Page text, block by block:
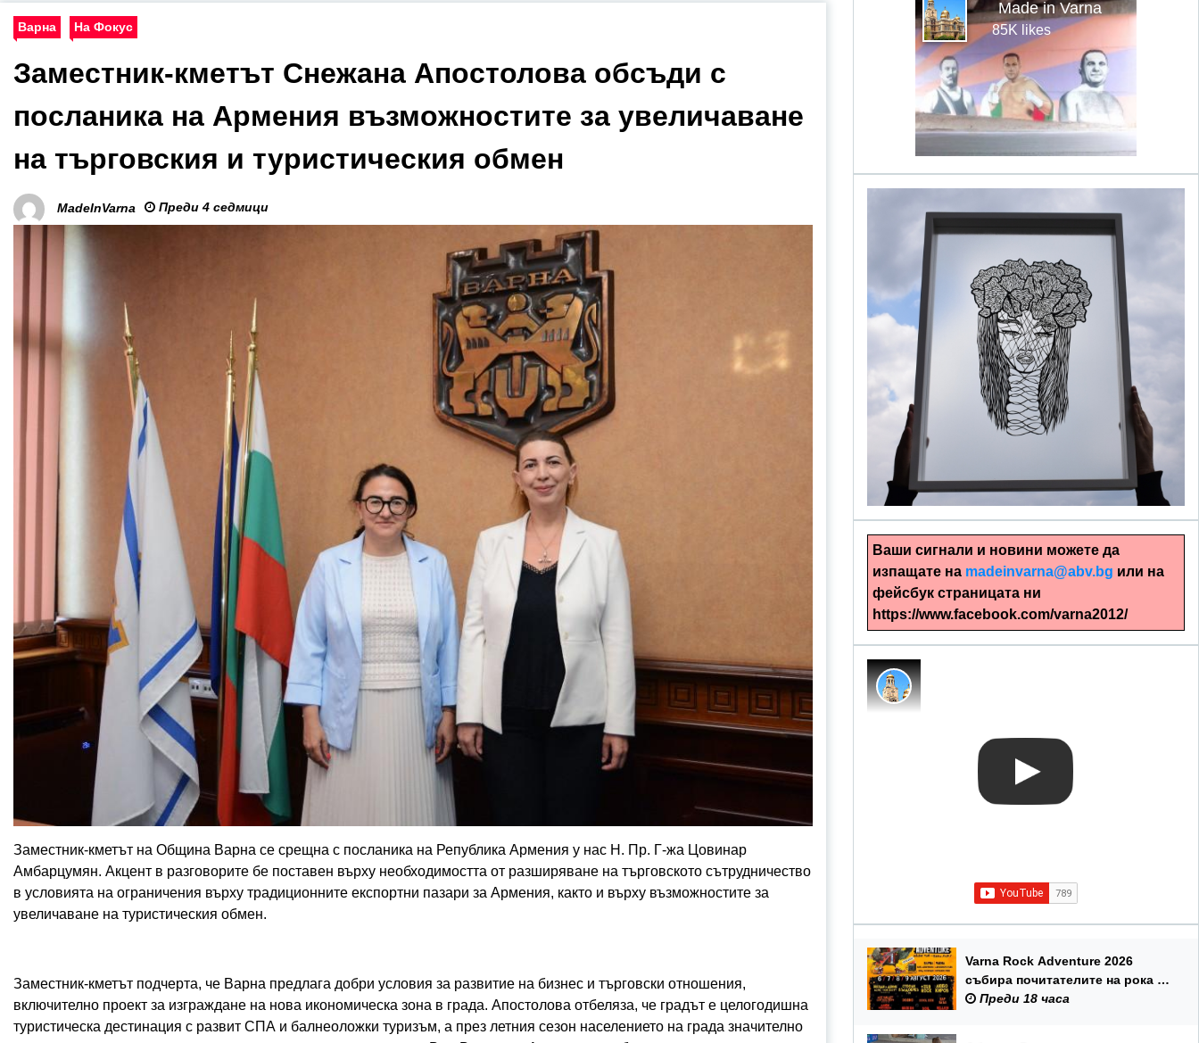
Варна На Фокус
Заместник-кметът Снежана Апостолова обсъди с
посланика на Армения възможностите за увеличаване
на търговския и туристическия обмен
MadeInVarna Преди 4 седмици
Заместник-кметът на Община Варна се срещна с посланика на Република Армения у нас Н. Пр. Г-жа Цовинар
Амбарцумян. Акцент в разговорите бе поставен върху необходимостта от разширяване на търговското сътрудничество
в условията на ограничения върху традиционните експортни пазари за Армения, както и върху възможностите за
увеличаване на туристическия обмен.
Заместник-кметът подчерта, че Варна предлага добри условия за развитие на бизнес и търговски отношения,
включително проект за изграждане на нова икономическа зона в града. Апостолова отбеляза, че градът е целогодишна
туристическа дестинация с развит СПА и балнеоложки туризъм, а през летния сезон населението на града значително
Made in Varna
85K likes
alinapapercut.com
Ръчно изрязани картини
Ваши сигнали и новини можете да
изпащате на madeinvarna@abv.bg или на
фейсбук страницата ни
https://www.facebook.com/varna2012/
Varna Rock Adventure 2026
събира почитателите на рока от
6 до 9 август в Аспарухов парк
Преди 18 часа